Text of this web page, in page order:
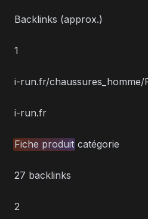
Backlinks (approx.)
1
i-run.fr/chaussures_homme/
i-run.fr
Fiche produit catégorie
27 backlinks
2